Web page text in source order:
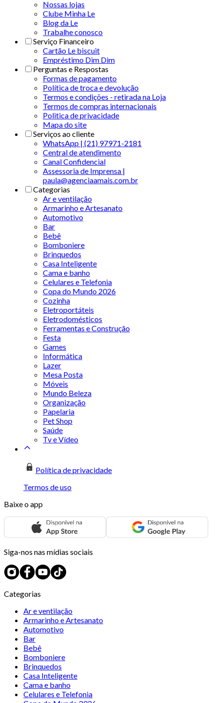
Nossas lojas
Clube Minha Le
Blog da Le
Trabalhe conosco
Serviço Financeiro
Cartão Le biscuit
Empréstimo Dim Dim
Perguntas e Respostas
Formas de pagamento
Política de troca e devolução
Termos e condições - retirada na Loja
Termos de compras internacionais
Politica de privacidade
Mapa do site
Serviços ao cliente
WhatsApp | (21) 97971-2181
Central de atendimento
Canal Confidencial
Assessoria de Imprensa |
paula@agenciaamais.com.br
Categorias
Ar e ventilação
Armarinho e Artesanato
Automotivo
Bar
Bebê
Bomboniere
Brinquedos
Casa Inteligente
Cama e banho
Celulares e Telefonia
Copa do Mundo 2026
Cozinha
Eletroportáteis
Eletrodomésticos
Ferramentas e Construção
Festa
Games
Informática
Lazer
Mesa Posta
Móveis
Mundo Beleza
Organização
Papelaria
Pet Shop
Saúde
Tv e Vídeo
Política de privacidade
Termos de uso
Baixe o app
Siga-nos nas mídias sociais
Categorias
Ar e ventilação
Armarinho e Artesanato
Automotivo
Bar
Bebê
Bomboniere
Brinquedos
Casa Inteligente
Cama e banho
Celulares e Telefonia